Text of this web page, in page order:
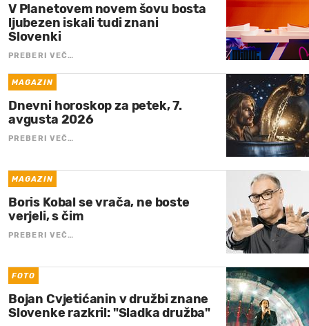
V Planetovem novem šovu bosta
ljubezen iskali tudi znani
Slovenki
PREBERI VEČ…
MAGAZIN
Dnevni horoskop za petek, 7.
avgusta 2026
PREBERI VEČ…
MAGAZIN
Boris Kobal se vrača, ne boste
verjeli, s čim
PREBERI VEČ…
FOTO
Bojan Cvjetićanin v družbi znane
Slovenke razkril: "Sladka družba"